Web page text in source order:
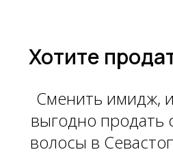
Хотите
Сменить имидж,
выгодно продать
волосы в